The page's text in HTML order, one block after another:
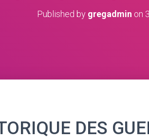
Published by gregadmin on
DES